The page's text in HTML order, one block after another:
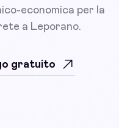
economica per la
a Leporano.
gratuito